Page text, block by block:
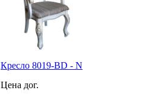
Кресло 8019-BD - N
Цена дог.